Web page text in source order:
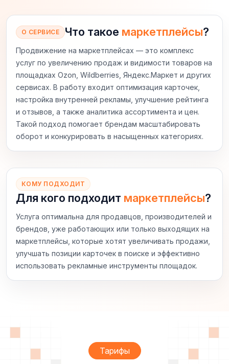
О СЕРВИСЕ Что такое маркетплейсы?
Продвижение на маркетплейсах — это комплекс
услуг по увеличению продаж и видимости товаров на
площадках Ozon, Wildberries, Яндекс.Маркет и других
сервисах. В работу входит оптимизация карточек,
настройка внутренней рекламы, улучшение рейтинга
и отзывов, а также аналитика ассортимента и цен.
Такой подход помогает брендам масштабировать
оборот и конкурировать в насыщенных категориях.
КОМУ ПОДХОДИТ
Для кого подходит маркетплейсы?
Услуга оптимальна для продавцов, производителей и
брендов, уже работающих или только выходящих на
маркетплейсы, которые хотят увеличивать продажи,
улучшать позиции карточек в поиске и эффективно
использовать рекламные инструменты площадок.
Тарифы